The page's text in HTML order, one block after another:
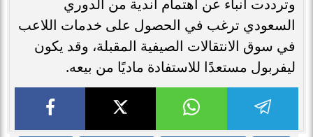
السعودي ترغب في الحصول على خدمات اللاعب
في سوق الانتقالات الصيفية المقبلة، وقد يكون
ليفربول مستعدًا للاستفادة ماديًا من بيعه.